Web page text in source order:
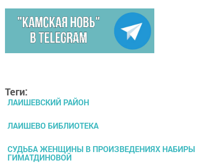
Теги:
ЛАИШЕВСКИЙ РАЙОН
ЛАИШЕВО БИБЛИОТЕКА
СУДЬБА ЖЕНЩИНЫ В ПРОИЗВЕДЕНИЯХ НАБИРЫ
ГИМАТДИНОВОЙ